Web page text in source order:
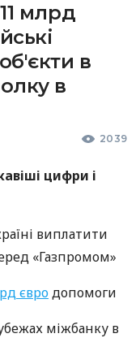
млрд
в
в
2039
цифри і
виплатити
«Газпромом»
євродопомоги
міжбанку в